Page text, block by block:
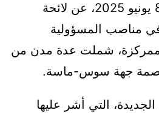
الوطني، اليوم الأحد 8 يونيو 2025، عن لائحة
مناصب المسؤولية
شملت عدة مدن من
جهة سوس-ماسة.
التي أشر عليها